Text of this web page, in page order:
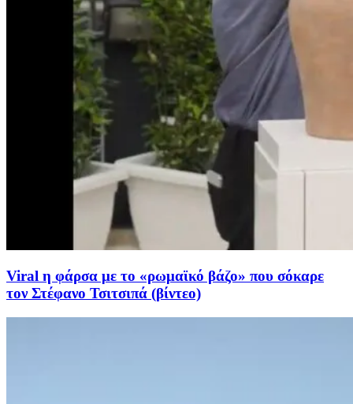
Viral η φάρσα με το «ρωμαϊκό βάζο» που σόκαρε
τον Στέφανο Τσιτσιπά (βίντεο)